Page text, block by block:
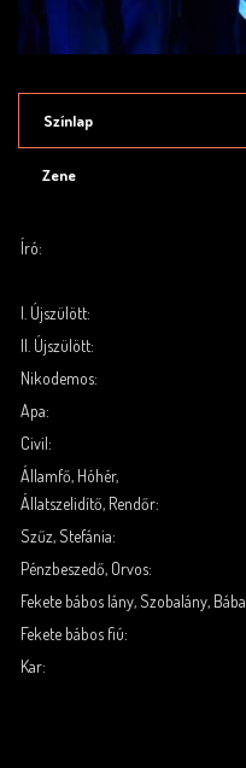
Színlap
Zene
Író:
I. Újszülött:
II. Újszülött:
Nikodemos:
Apa:
Civil:
Államfő, Hóhér,
Állatszelidítő, Rendőr:
Szűz, Stefánia:
Pénzbeszedő, Orvos:
Fekete bábos lány, Szobalány,
Fekete bábos fiú:
Kar: